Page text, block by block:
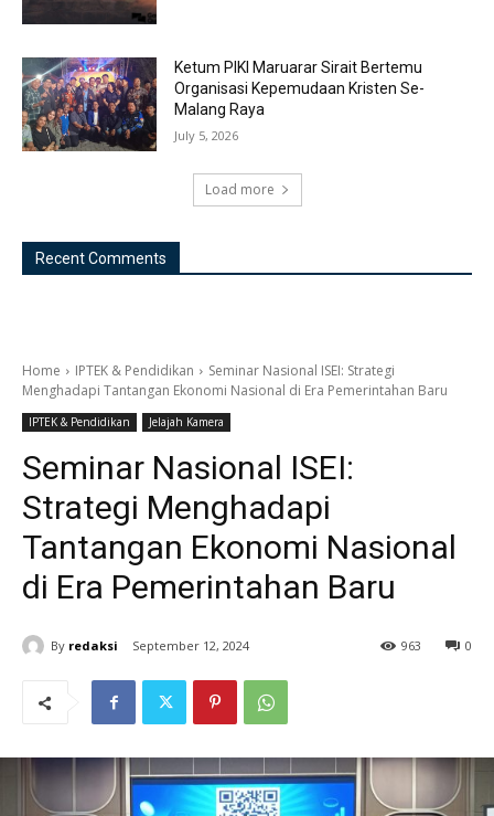
Ketum PIKI Maruarar Sirait Bertemu
Organisasi Kepemudaan Kristen Se-
Malang Raya
July 5, 2026
Load more
Recent Comments